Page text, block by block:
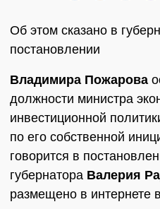
Об этом сказано в
постановлении
Владимира Пожарова
должности министра
инвестиционной
по его собственной
говорится в
губернатора Валерия
размещено в интернете